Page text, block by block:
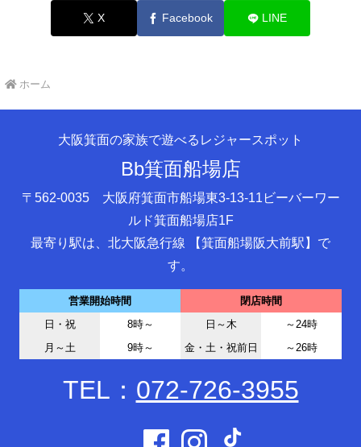
X Facebook LINE
ホーム
大阪箕面の家族で遊べるレジャースポット
Bb箕面船場店
〒562-0035 大阪府箕面市船場東3-13-11ビーバーワー
ルド箕面船場店1F
最寄り駅は、北大阪急行線 【箕面船場阪大前駅】で
す。
営業開始時間
閉店時間
日・祝
8時～ 日～木
～24時
月～土
9時～ 金・土・祝前日 ～26時
TEL： 072-726-3955